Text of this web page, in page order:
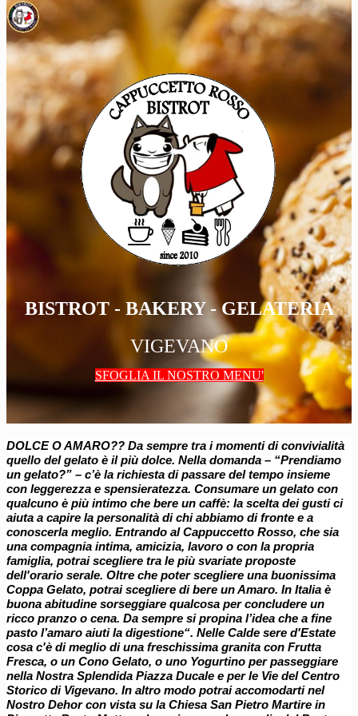
BISTROT - BAKERY - GELATERIA
VIGEVANO
SFOGLIA IL NOSTRO MENU'
DOLCE O AMARO?? Da sempre tra i momenti di convivialità
quello del gelato è il più dolce. Nella domanda – “Prendiamo
un gelato?” – c’è la richiesta di passare del tempo insieme
con leggerezza e spensieratezza. Consumare un gelato con
qualcuno è più intimo che bere un caffè: la scelta dei gusti ci
aiuta a capire la personalità di chi abbiamo di fronte e a
conoscerla meglio. Entrando al Cappuccetto Rosso, che sia
una compagnia intima, amicizia, lavoro o con la propria
famiglia, potrai scegliere tra le più svariate proposte
dell'orario serale. Oltre che poter scegliere una buonissima
Coppa Gelato, potrai scegliere di bere un Amaro. In Italia è
buona abitudine sorseggiare qualcosa per concludere un
ricco pranzo o cena. Da sempre si propina l’idea che a fine
pasto l’amaro aiuti la digestione“. Nelle Calde sere d'Estate
cosa c'è di meglio di una freschissima granita con Frutta
Fresca, o un Cono Gelato, o uno Yogurtino per passeggiare
nella Nostra Splendida Piazza Ducale e per le Vie del Centro
Storico di Vigevano. In altro modo potrai accomodarti nel
Nostro Dehor con vista su la Chiesa San Pietro Martire in